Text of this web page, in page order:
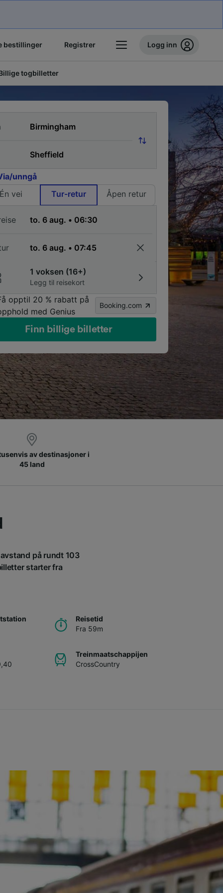
bestillinger Registrer Logg inn
togbilletter
unngå
Én vei
Tur-retur Åpen retur
1 voksen (16+)
Legg til reisekort
opptil 20 % rabatt på
med Genius
Booking.com
Finn billige billetter
av destinasjoner i
45 land
på rundt 103
starter fra
Reisetid
Fra 59m
Treinmaatschappijen
CrossCountry